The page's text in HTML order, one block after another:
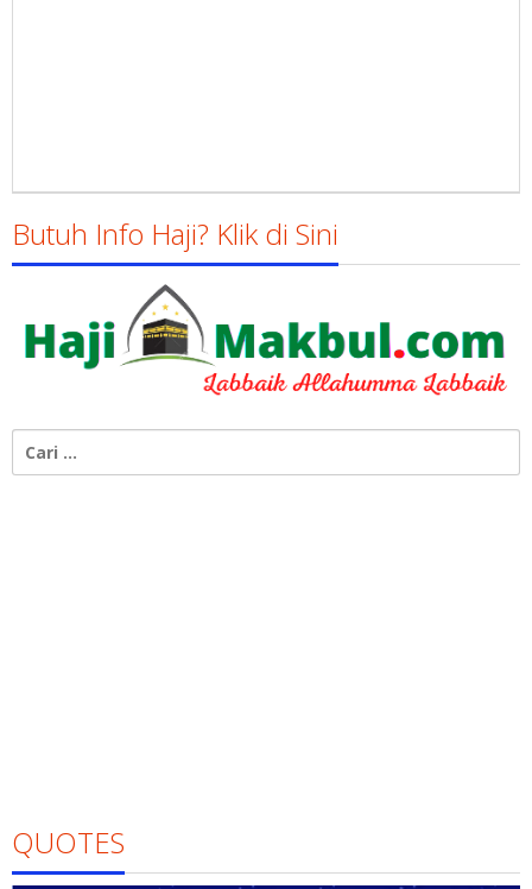
Butuh Info Haji? Klik di Sini
untuk:
QUOTES